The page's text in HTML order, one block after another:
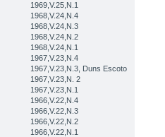
1969,V.25,N.1
1968,V.24,N.4
1968,V.24,N.3
1968,V.24,N.2
1968,V.24,N.1
1967,V.23,N.4
1967,V.23,N.3, Duns Escoto
1967,V.23,N. 2
1967,V.23,N.1
1966,V.22,N.4
1966,V.22,N.3
1966,V.22,N.2
1966,V.22,N.1